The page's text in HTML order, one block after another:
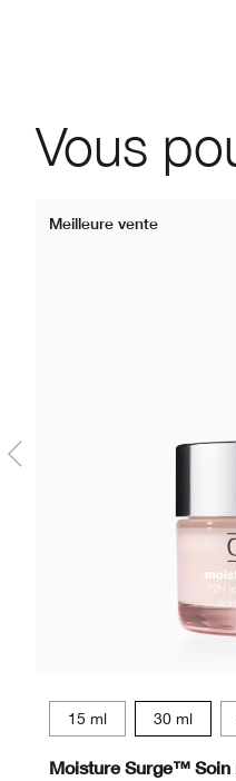
Vous
Meilleure vente
15 ml 30 ml
Moisture Surge™ Soin